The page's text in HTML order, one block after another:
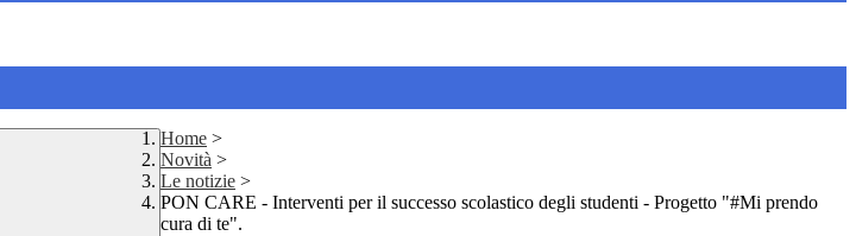
Home >
Novità >
Le notizie >
PON CARE - Interventi per il successo scolastico degli studenti - Progetto "#Mi prendo
cura di te".